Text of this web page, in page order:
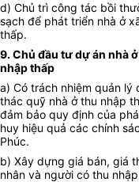
d) Chủ trì công tác bồi
sạch để phát triển nhà ở
thấp.
9. Chủ đầu tư dự án nhà
nhập thấp
a) Có trách nhiệm quản
thác quỹ nhà ở thu nhập
đảm bảo quy định của
huy hiệu quả các chính
Phúc.
b) Xây dựng giá bán, giá
nhân và người có thu